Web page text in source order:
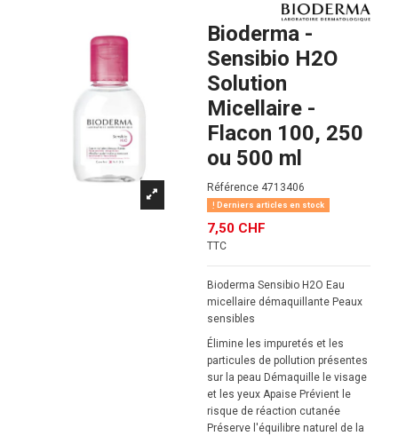
Bioderma -
Sensibio H2O
Solution
Micellaire -
Flacon 100, 250
ou 500 ml
Référence 4713406
Derniers articles en stock
7,50 CHF
TTC
Bioderma Sensibio H2O Eau
micellaire démaquillante Peaux
sensibles
Élimine les impuretés et les
particules de pollution présentes
sur la peau Démaquille le visage
et les yeux Apaise Prévient le
risque de réaction cutanée
Préserve l'équilibre naturel de la